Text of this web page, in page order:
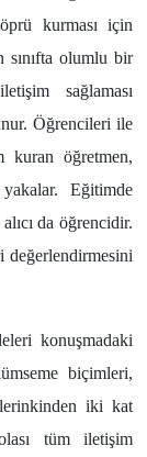
kurması için
sınıfta olumlu bir
sağlaması
Öğrencileri ile
kuran öğretmen,
Eğitimde
da öğrencidir.
değerlendirmesini
konuşmadaki
biçimleri,
iki kat
tüm iletişim